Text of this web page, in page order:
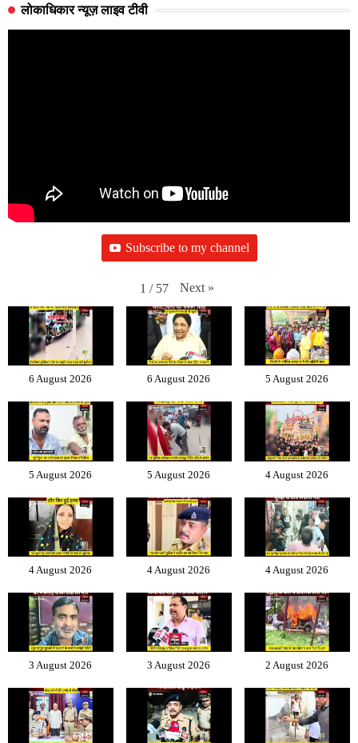
लोकाधिकार न्यूज़ लाइव टीवी
Subscribe to my channel
1 / 57 Next »
6 August 2026 6 August 2026 5 August 2026
5 August 2026 5 August 2026 4 August 2026
4 August 2026 4 August 2026 4 August 2026
3 August 2026 3 August 2026 2 August 2026